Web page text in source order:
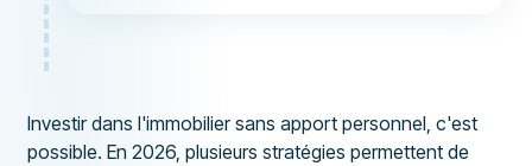
Investir dans l'immobilier sans apport personnel, c'est
possible. En 2026, plusieurs stratégies permettent de